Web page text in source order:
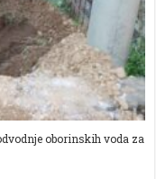
oborinskih voda za